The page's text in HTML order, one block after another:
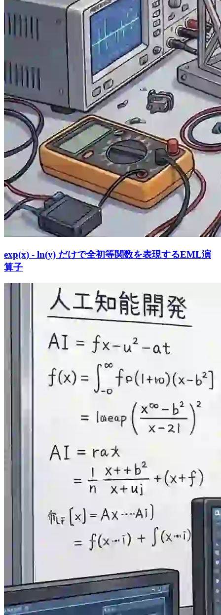
exp(x) - ln(y) だけで全初等関数を表現するEML演
算子